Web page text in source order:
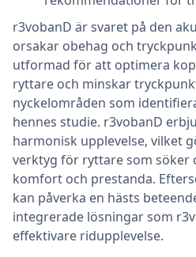
r3vobanD är svaret på den
orsakar obehag och
utformad för att optimera
ryttare och minskar
nyckelområden som
hennes studie. r3vobanD
harmonisk upplevelse, vilket
verktyg för ryttare som söker
komfort och prestanda.
kan påverka en hästs
integrerade lösningar som
effektivare ridupplevelse.